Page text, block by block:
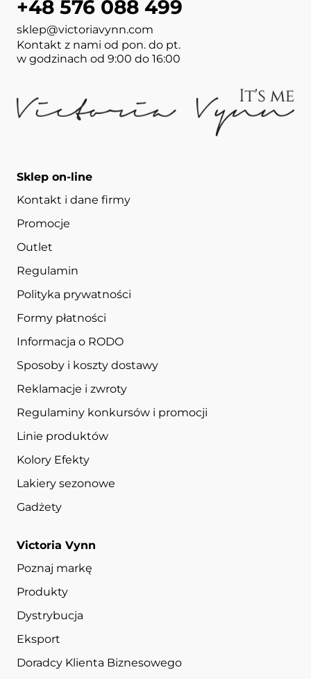
+48 576 088 499
sklep@victoriavynn.com
Kontakt z nami od pon. do pt.
w godzinach od 9:00 do 16:00
Sklep on-line
Kontakt i dane firmy
Promocje
Outlet
Regulamin
Polityka prywatności
Formy płatności
Informacja o RODO
Sposoby i koszty dostawy
Reklamacje i zwroty
Regulaminy konkursów i promocji
Linie produktów
Kolory Efekty
Lakiery sezonowe
Gadżety
Victoria Vynn
Poznaj markę
Produkty
Dystrybucja
Eksport
Doradcy Klienta Biznesowego